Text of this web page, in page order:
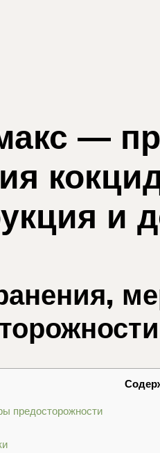
—
и
предосторожности